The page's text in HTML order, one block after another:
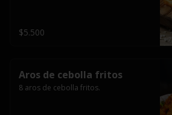
$5.500
Aros de cebolla fritos
8 aros de cebolla fritos.